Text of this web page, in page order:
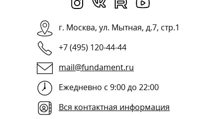
г. Москва, ул. Мытная, д.7, стр.1
+7 (495) 120-44-44
mail@fundament.ru
Ежедневно с 9:00 до 22:00
Вся контактная информация